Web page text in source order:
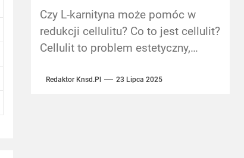
Czy L-karnityna może pomóc w
redukcji cellulitu? Co to jest cellulit?
Cellulit to problem estetyczny,
gromadzenie się tkanki tłuszczowej
Redaktor Knsd.pl 23 Lipca 2025